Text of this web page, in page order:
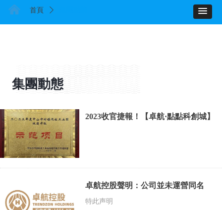
集團動態
2023收官捷報！【卓航·點點科創城】
卓航控股聲明：公司並未運營同名
APP，未開展任何P2F金融投資理財相
特此声明
낀 首頁 ꄲ